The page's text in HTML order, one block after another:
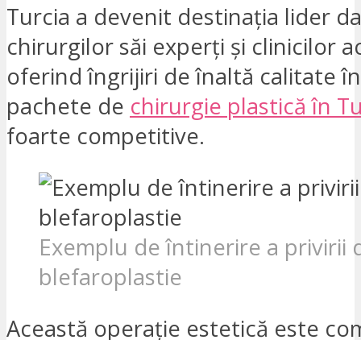
Turcia a devenit destinația lider
chirurgilor săi experți și clinicilor
oferind îngrijiri de înaltă calitate
pachete de chirurgie plastică în
foarte competitive.
Exemplu de întinerire a privirii
blefaroplastie
Această operație estetică este